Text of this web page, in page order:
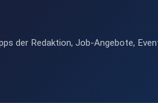
der Redaktion, Job-Angebote,